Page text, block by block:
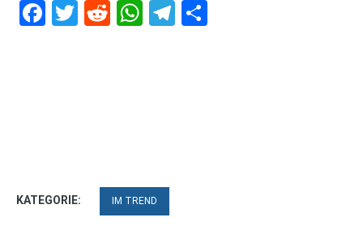
Facebook
Twitter
RedditWhatsApp
Telegram
KATEGORIE: IM TREND